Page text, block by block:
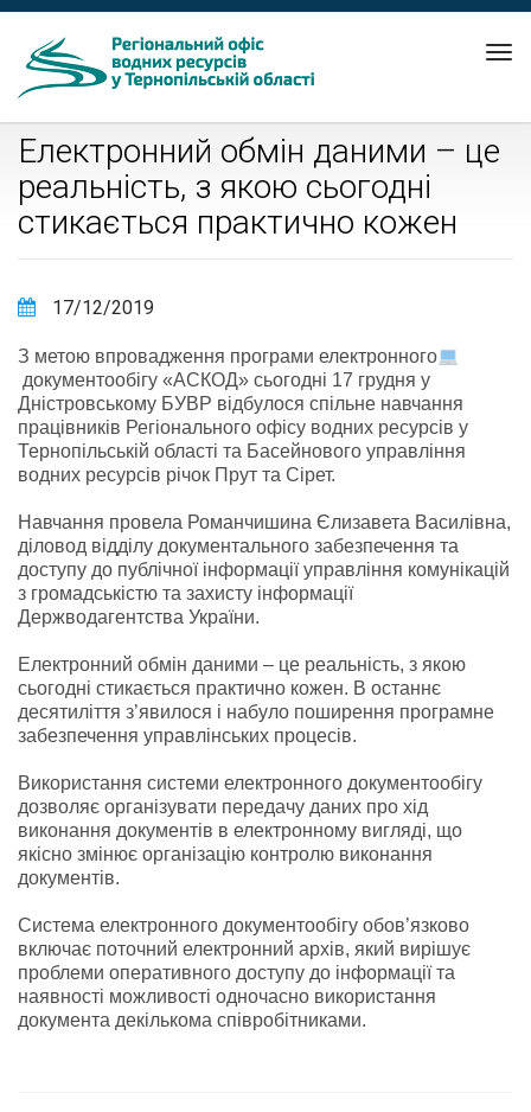
Електронний обмін даними – це
реальність, з якою сьогодні
стикається практично кожен
17/12/2019
З метою впровадження програми електронного
документообігу «АСКОД» сьогодні 17 грудня у
Дністровському БУВР відбулося спільне навчання
працівників Регіонального офісу водних ресурсів у
Тернопільській області та Басейнового управління
водних ресурсів річок Прут та Сірет.
Навчання провела Романчишина Єлизавета Василівна,
діловод відділу документального забезпечення та
доступу до публічної інформації управління комунікацій
з громадськістю та захисту інформації
Держводагентства України.
Електронний обмін даними – це реальність, з якою
сьогодні стикається практично кожен. В останнє
десятиліття з’явилося і набуло поширення програмне
забезпечення управлінських процесів.
Використання системи електронного документообігу
дозволяє організувати передачу даних про хід
виконання документів в електронному вигляді, що
якісно змінює організацію контролю виконання
документів.
Система електронного документообігу обов’язково
включає поточний електронний архів, який вирішує
проблеми оперативного доступу до інформації та
наявності можливості одночасно використання
документа декількома співробітниками.